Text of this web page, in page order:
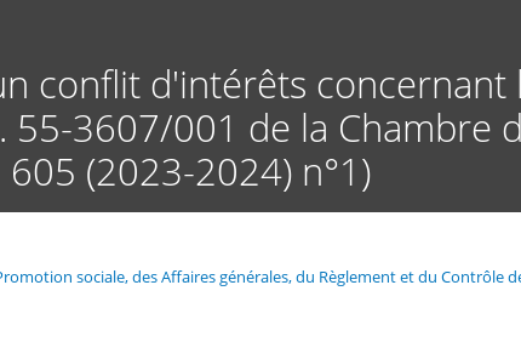
principal
conflit d'intérêts
55-3607/001 de la Chambre
(2023-2024) n°1)
sociale, des Affaires générales, du Règlement et du